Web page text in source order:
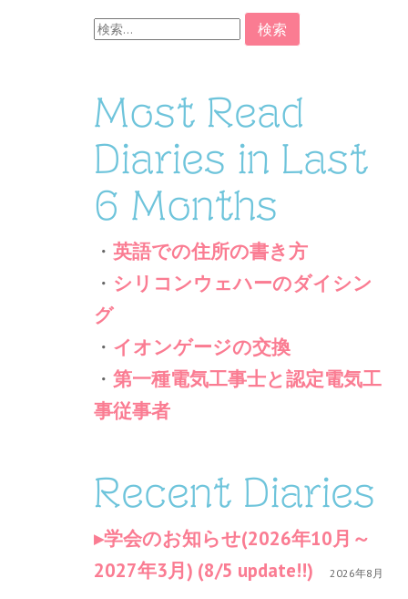
検
索:
Most Read
Diaries in Last
6 Months
・英語での住所の書き方
・ シリコンウェハーのダイシン
グ
・ イオンゲージの交換
・第一種電気工事士と認定電気工
事従事者
Recent Diaries
学会のお知らせ(2026年10月～
2027年3月) (8/5 update!!)
2026年8月